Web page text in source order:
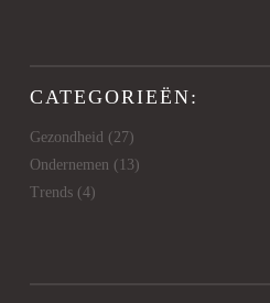
CATEGORIEËN:
Gezondheid (27)
Ondernemen (13)
Trends(4)